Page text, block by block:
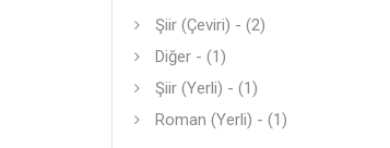
Şiir (Çeviri) - (2)
Diğer - (1)
Şiir (Yerli) - (1)
Roman (Yerli) - (1)